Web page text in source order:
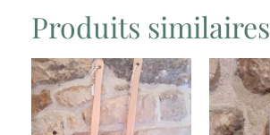
Produits similaires